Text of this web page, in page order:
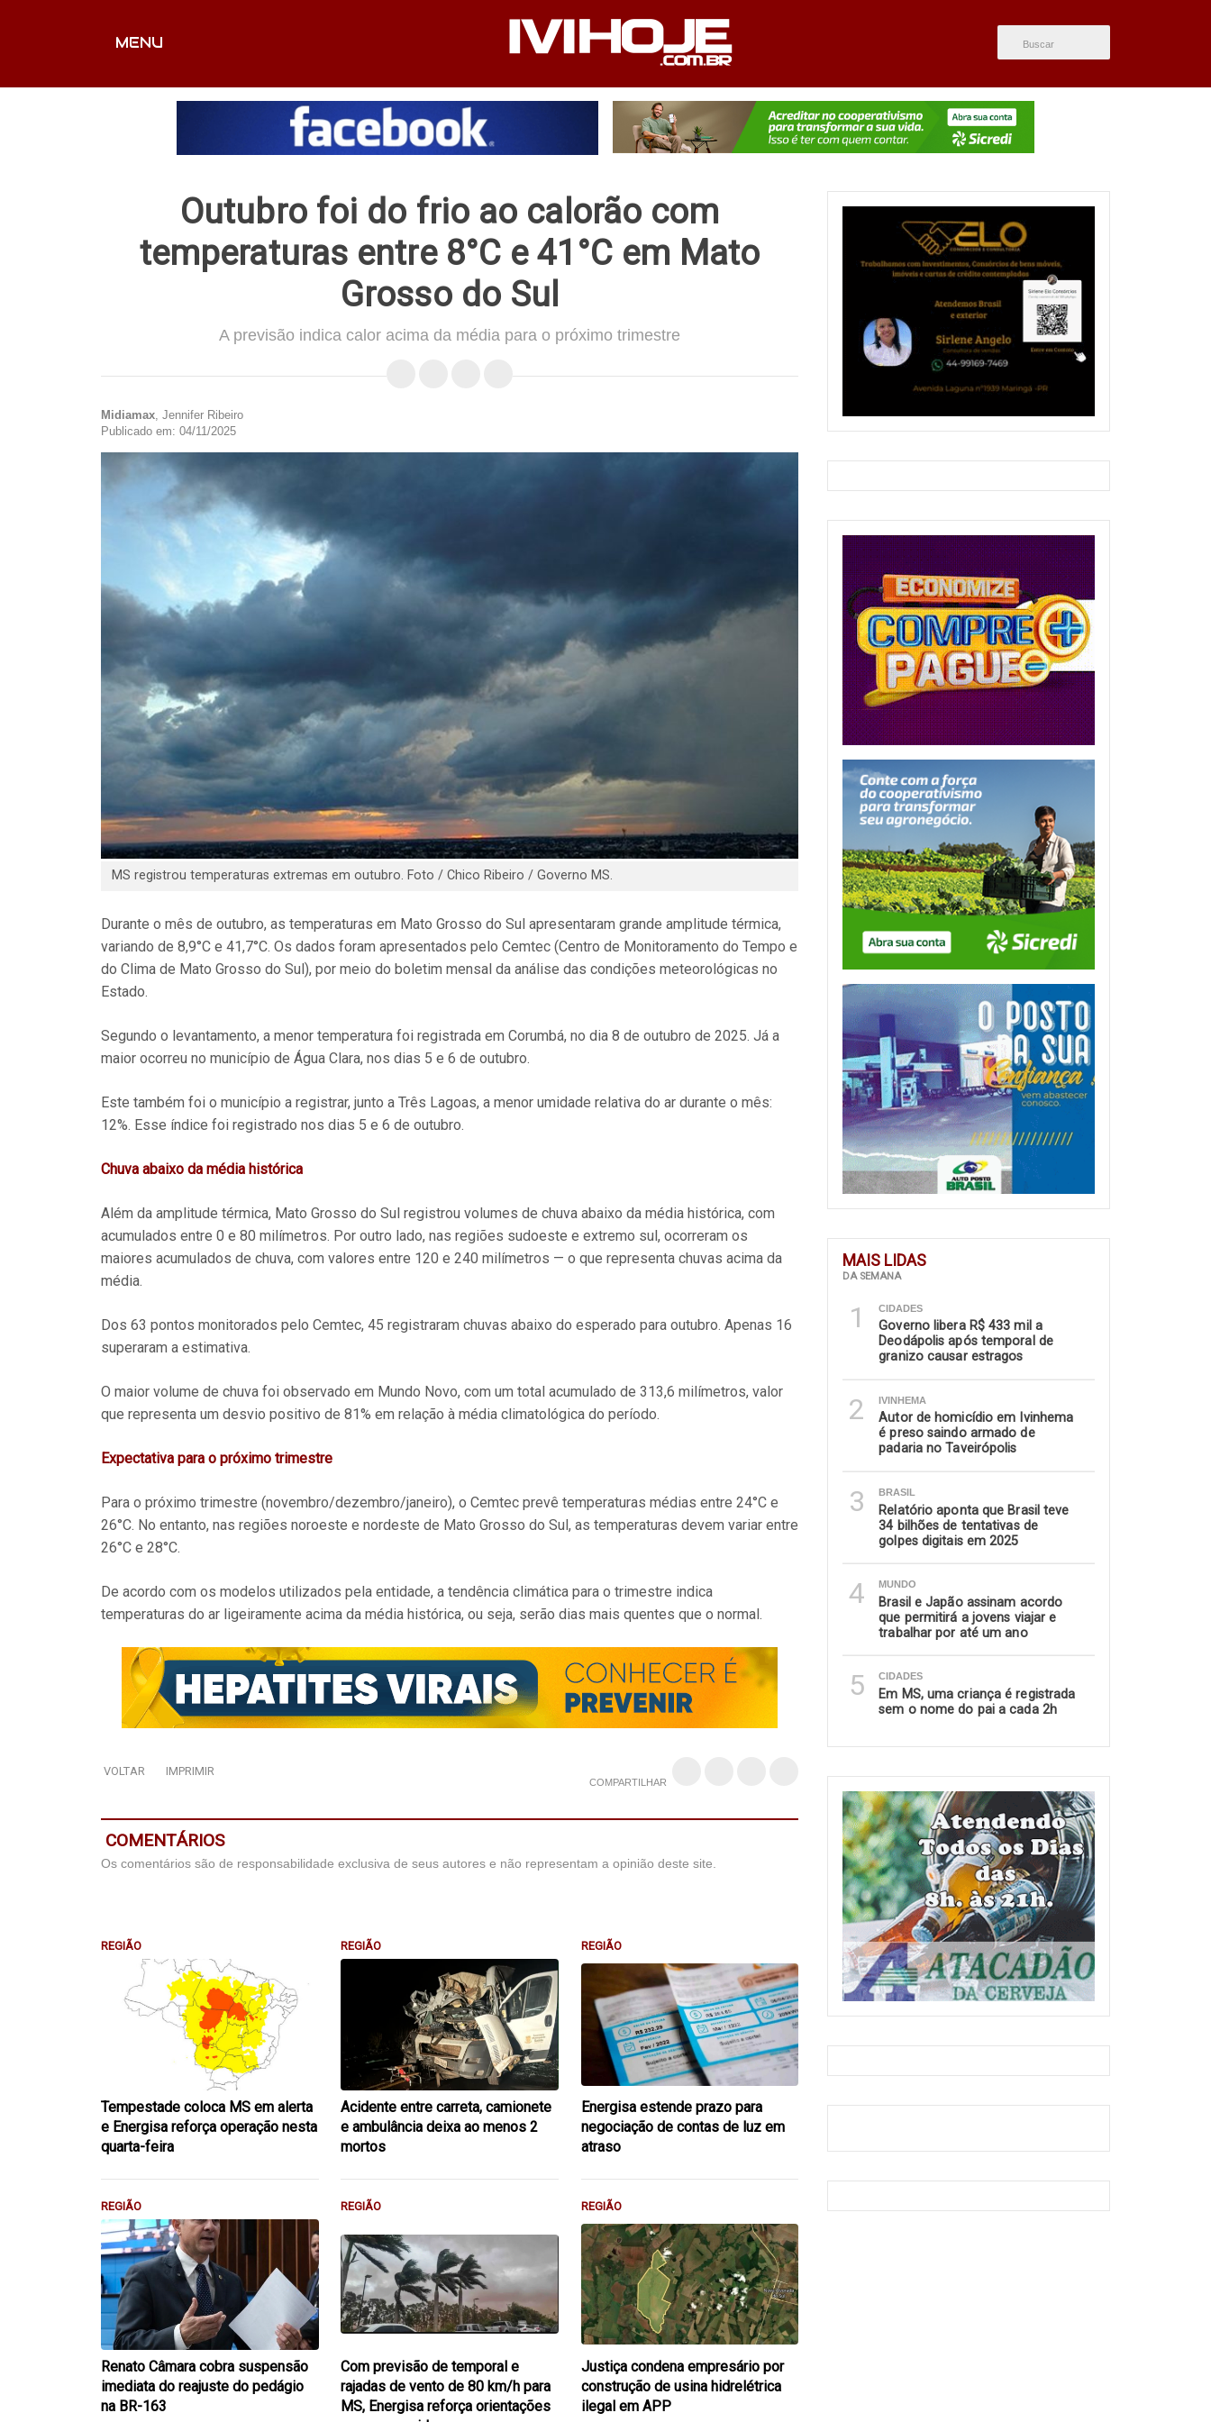
MENU
FALE CONOSCO
Outubro foi do frio ao calorão com
temperaturas entre 8°C e 41°C em Mato
Grosso do Sul
A previsão indica calor acima da média para o próximo trimestre
MAIS LIDAS
DA SEMANA
1 CIDADES
Governo libera R$ 433 mil a
Deodápolis após temporal de
granizo causar estragos
2 IVINHEMA
Autor de homicídio em Ivinhema
é preso saindo armado de
padaria no Taveirópolis
3 BRASIL
Relatório aponta que Brasil teve
34 bilhões de tentativas de
golpes digitais em 2025
4 MUNDO
Brasil e Japão assinam acordo
que permitirá a jovens viajar e
trabalhar por até um ano
5 CIDADES
Em MS, uma criança é registrada
sem o nome do pai a cada 2h
Midiamax, Jennifer Ribeiro
Publicado em: 04/11/2025
MS registrou temperaturas extremas em outubro. Foto / Chico Ribeiro / Governo MS.
Durante o mês de outubro, as temperaturas em Mato Grosso do Sul apresentaram grande amplitude térmica,
variando de 8,9°C e 41,7°C. Os dados foram apresentados pelo Cemtec (Centro de Monitoramento do Tempo e
do Clima de Mato Grosso do Sul), por meio do boletim mensal da análise das condições meteorológicas no
Estado.
Segundo o levantamento, a menor temperatura foi registrada em Corumbá, no dia 8 de outubro de 2025. Já a
maior ocorreu no município de Água Clara, nos dias 5 e 6 de outubro.
Este também foi o município a registrar, junto a Três Lagoas, a menor umidade relativa do ar durante o mês:
12%. Esse índice foi registrado nos dias 5 e 6 de outubro.
Chuva abaixo da média histórica
Além da amplitude térmica, Mato Grosso do Sul registrou volumes de chuva abaixo da média histórica, com
acumulados entre 0 e 80 milímetros. Por outro lado, nas regiões sudoeste e extremo sul, ocorreram os
maiores acumulados de chuva, com valores entre 120 e 240 milímetros — o que representa chuvas acima da
média.
Dos 63 pontos monitorados pelo Cemtec, 45 registraram chuvas abaixo do esperado para outubro. Apenas 16
superaram a estimativa.
O maior volume de chuva foi observado em Mundo Novo, com um total acumulado de 313,6 milímetros, valor
que representa um desvio positivo de 81% em relação à média climatológica do período.
Expectativa para o próximo trimestre
Para o próximo trimestre (novembro/dezembro/janeiro), o Cemtec prevê temperaturas médias entre 24°C e
26°C. No entanto, nas regiões noroeste e nordeste de Mato Grosso do Sul, as temperaturas devem variar entre
26°C e 28°C.
De acordo com os modelos utilizados pela entidade, a tendência climática para o trimestre indica
temperaturas do ar ligeiramente acima da média histórica, ou seja, serão dias mais quentes que o normal.
VOLTAR IMPRIMIR
COMPARTILHAR
COMENTÁRIOS
Os comentários são de responsabilidade exclusiva de seus autores e não representam a opinião deste site.
REGIÃO
Tempestade coloca MS em alerta
e Energisa reforça operação nesta
quarta-feira
REGIÃO
Acidente entre carreta, camionete
e ambulância deixa ao menos 2
mortos
REGIÃO
Energisa estende prazo para
negociação de contas de luz em
atraso
REGIÃO
Renato Câmara cobra suspensão
imediata do reajuste do pedágio
na BR-163
REGIÃO
Com previsão de temporal e
rajadas de vento de 80 km/h para
MS, Energisa reforça orientações
REGIÃO
Justiça condena empresário por
construção de usina hidrelétrica
ilegal em APP